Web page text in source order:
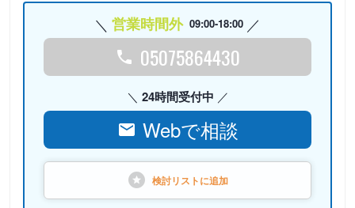
営業時間外 09:00-18:00
05075864430
24時間受付中
Webで相談
検討リストに追加